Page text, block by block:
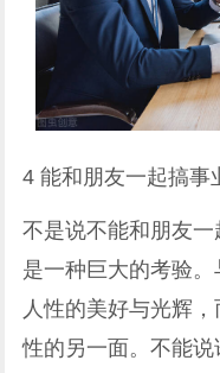
4 能和朋友一起搞事
不是说不能和朋友
是一种巨大的考验
人性的美好与光辉
性的另一面。不能